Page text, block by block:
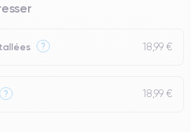
? 18,99 €
? 18,99 €